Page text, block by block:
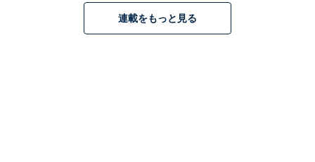
連載をもっと見る